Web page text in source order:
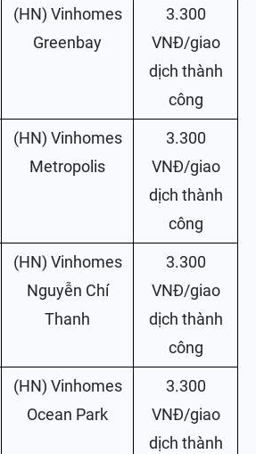
(HN) Vinhomes
Greenbay
3.300
VNĐ/giao
dịch thành
công
(HN) Vinhomes
Metropolis
3.300
VNĐ/giao
dịch thành
công
(HN) Vinhomes
Nguyễn Chí
Thanh
3.300
VNĐ/giao
dịch thành
công
(HN) Vinhomes
Ocean Park
3.300
VNĐ/giao
dịch thành